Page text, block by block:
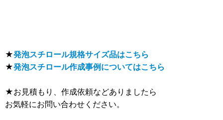
★発泡スチロール規格サイズ品はこちら
★発泡スチロール作成事例についてはこちら
★お見積もり、作成依頼などありましたら
お気軽にお問い合わせください。